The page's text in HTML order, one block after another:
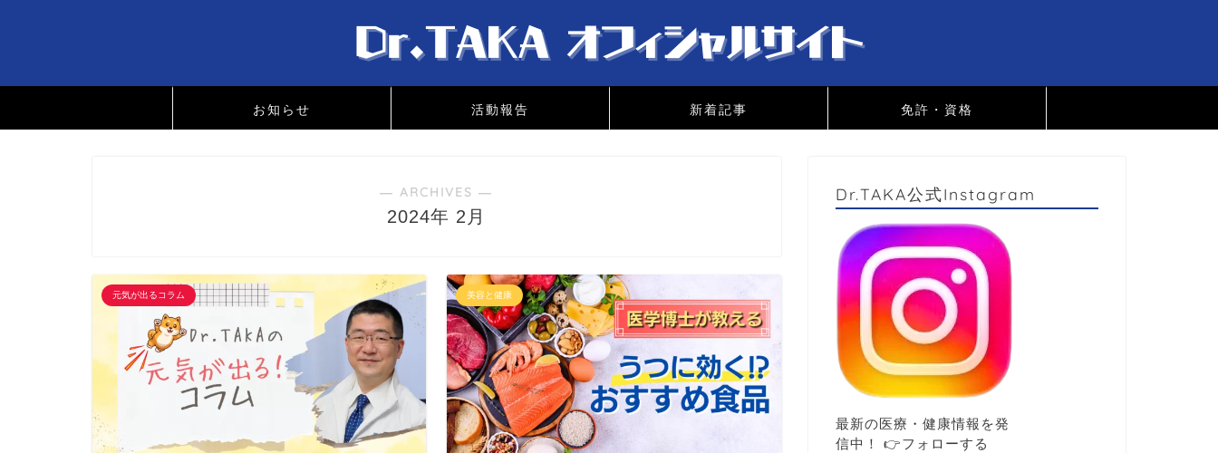
お知らせ 活動報告 新着記事 免許・資格
― ARCHIVES ―
2024年 2月
元気が出るコラム 美容と健康
Dr.TAKA公式Instagram
最新の医療・健康情報を発
信中！ 👉️フォローする